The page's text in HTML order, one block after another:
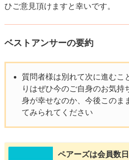
ひご意見頂けますと幸いです。
ベストアンサーの要約
質問者様は別れて次に進むこ
りはぜひ今のご自身のお気持
身が幸せなのか、今後このま
てみられてください
ペアーズは会員数